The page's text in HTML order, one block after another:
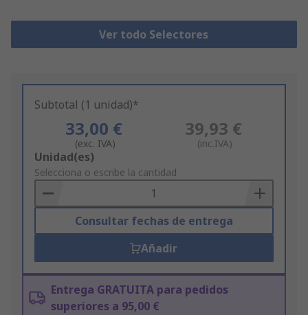
Ver todo Selectores
Subtotal (1 unidad)*
33,00 €
(exc. IVA)
39,93 €
(inc.IVA)
Add
to
Basket
Unidad(es)
Selecciona o escribe la cantidad
Consultar fechas de entrega
Añadir
Entrega GRATUITA para pedidos
superiores a 95,00 €